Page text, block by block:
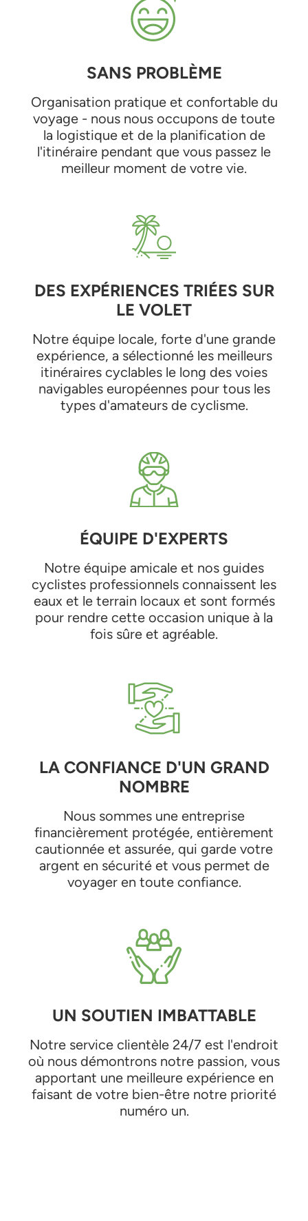
SANS PROBLÈME
Organisation pratique et confortable du
voyage - nous nous occupons de toute
la logistique et de la planification de
l'itinéraire pendant que vous passez le
meilleur moment de votre vie.
DES EXPÉRIENCES TRIÉES SUR
LE VOLET
Notre équipe locale, forte d'une grande
expérience, a sélectionné les meilleurs
itinéraires cyclables le long des voies
navigables européennes pour tous les
types d'amateurs de cyclisme.
ÉQUIPE D'EXPERTS
Notre équipe amicale et nos guides
cyclistes professionnels connaissent les
eaux et le terrain locaux et sont formés
pour rendre cette occasion unique à la
fois sûre et agréable.
LA CONFIANCE D'UN GRAND
NOMBRE
Nous sommes une entreprise
financièrement protégée, entièrement
cautionnée et assurée, qui garde votre
argent en sécurité et vous permet de
voyager en toute confiance.
UN SOUTIEN IMBATTABLE
Notre service clientèle 24/7 est l'endroit
où nous démontrons notre passion, vous
apportant une meilleure expérience en
faisant de votre bien-être notre priorité
numéro un.